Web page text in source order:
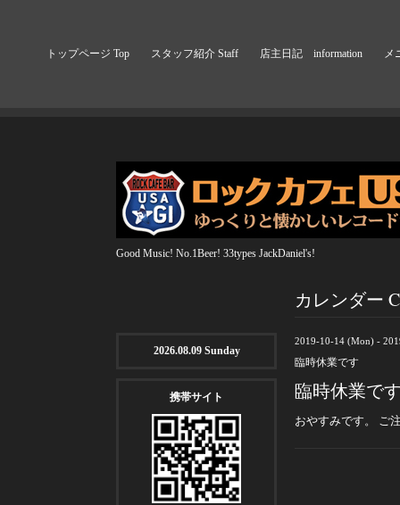
トップページ Top スタッフ紹介 Staff 店主日記 information メ
Good Music! No.1Beer! 33types JackDaniel's!
カレンダー
2019-10-14 (Mon) -
臨時休業です
臨時休業で
おやすみです。 ご
2026.08.09 Sunday
携帯サイト